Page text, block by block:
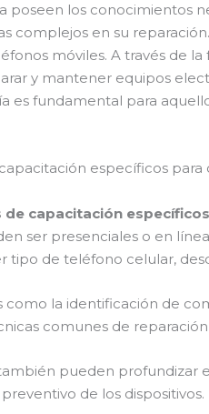
poseen los conocimientos
complejos en su
móviles. A través de
y mantener equipos
es fundamental para
específicos
capacitación
ser presenciales o en
tipo de teléfono celular,
como la identificación de
comunes de
pueden
de los dispositivos.